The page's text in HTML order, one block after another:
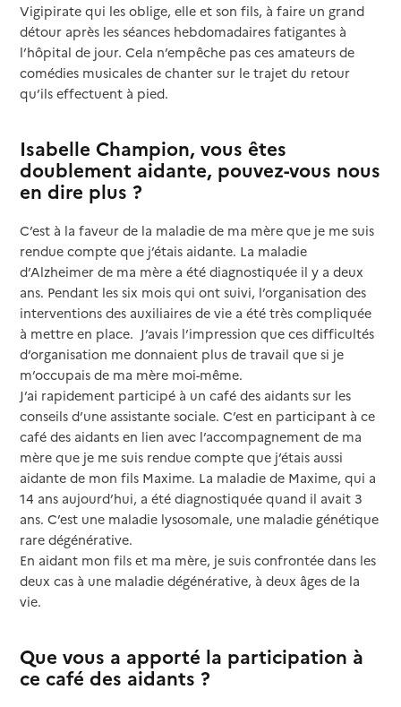
Vigipirate qui les oblige, elle et son fils, à faire un grand
détour après les séances hebdomadaires fatigantes à
l’hôpital de jour. Cela n’empêche pas ces amateurs de
comédies musicales de chanter sur le trajet du retour
qu’ils effectuent à pied.
Isabelle Champion, vous êtes
doublement aidante, pouvez-vous nous
en dire plus ?
C’est à la faveur de la maladie de ma mère que je me suis
rendue compte que j’étais aidante. La maladie
d’Alzheimer de ma mère a été diagnostiquée il y a deux
ans. Pendant les six mois qui ont suivi, l’organisation des
interventions des auxiliaires de vie a été très compliquée
à mettre en place. J’avais l’impression que ces difficultés
d’organisation me donnaient plus de travail que si je
m’occupais de ma mère moi-même.
J’ai rapidement participé à un café des aidants sur les
conseils d’une assistante sociale. C’est en participant à ce
café des aidants en lien avec l’accompagnement de ma
mère que je me suis rendue compte que j’étais aussi
aidante de mon fils Maxime. La maladie de Maxime, qui a
14 ans aujourd’hui, a été diagnostiquée quand il avait 3
ans. C’est une maladie lysosomale, une maladie génétique
rare dégénérative.
En aidant mon fils et ma mère, je suis confrontée dans les
deux cas à une maladie dégénérative, à deux âges de la
vie.
Que vous a apporté la participation à
ce café des aidants ?